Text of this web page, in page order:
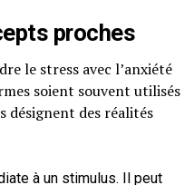
proches
le stress avec l’anxiété
soient souvent utilisés
désignent des réalités
à un stimulus. Il peut